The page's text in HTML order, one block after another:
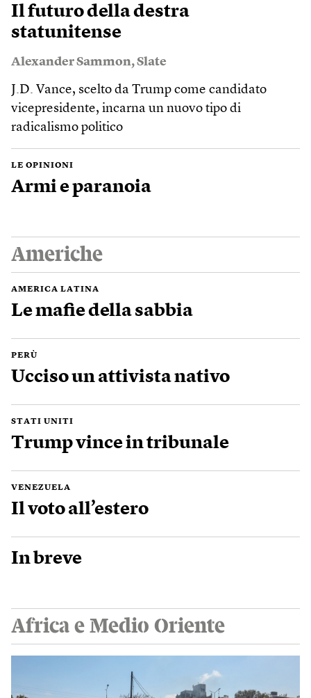
Il futuro della destra
statunitense
Alexander Sammon,Slate
J.D. Vance, scelto da Trump come candidato
vicepresidente, incarna un nuovo tipo di
radicalismo politico
LE OPINIONI
Armi e paranoia
Americhe
AMERICA LATINA
Le mafie della sabbia
PERÙ
Ucciso un attivista nativo
STATI UNITI
Trump vince in tribunale
VENEZUELA
Il voto all’estero
In breve
Africa e Medio Oriente